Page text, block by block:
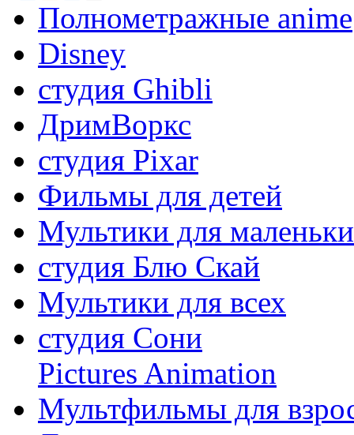
Полнометражные anime
Disney
студия Ghibli
ДримВоркс
студия Pixar
Фильмы для детей
Мультики для
студия Блю Скай
Мультики для всех
студия Сони
Pictures Animation
Мультфильмы для